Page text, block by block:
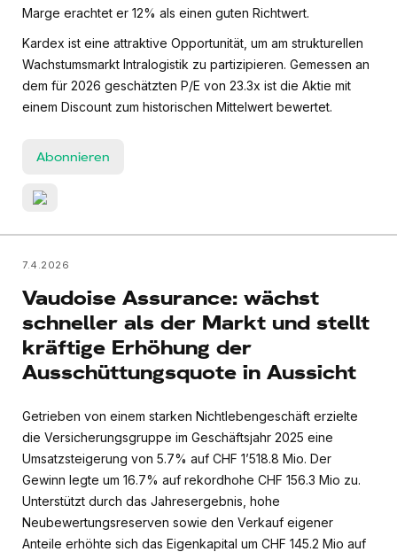
Marge erachtet er 12% als einen guten Richtwert.
Kardex ist eine attraktive Opportunität, um am strukturellen
Wachstumsmarkt Intralogistik zu partizipieren. Gemessen an
dem für 2026 geschätzten P/E von 23.3x ist die Aktie mit
einem Discount zum historischen Mittelwert bewertet.
Abonnieren
7.4.2026
Vaudoise Assurance: wächst
schneller als der Markt und stellt
kräftige Erhöhung der
Ausschüttungsquote in Aussicht
Getrieben von einem starken Nichtlebengeschäft erzielte
die Versicherungsgruppe im Geschäftsjahr 2025 eine
Umsatzsteigerung von 5.7% auf CHF 1’518.8 Mio. Der
Gewinn legte um 16.7% auf rekordhohe CHF 156.3 Mio zu.
Unterstützt durch das Jahresergebnis, hohe
Neubewertungsreserven sowie den Verkauf eigener
Anteile erhöhte sich das Eigenkapital um CHF 145.2 Mio auf